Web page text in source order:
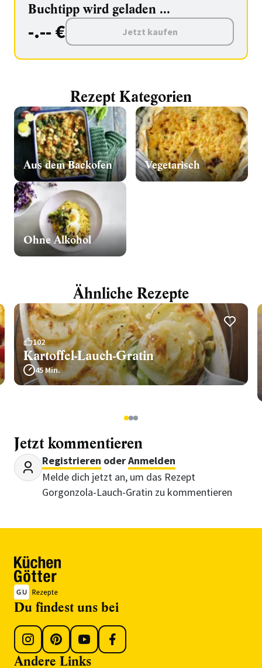
Buchtipp wird geladen ...
-.-- € Jetzt kaufen
Rezept Kategorien
Aus dem Backofen
Ohne Alkohol
Vegetarisch
Ähnliche Rezepte
102
Kartoffel-Lauch-Gratin
45 Min.
123
Jetzt kommentieren
Registrieren oderAnmelden
Melde dich jetzt an, um das Rezept
Gorgonzola-Lauch-Gratin zu kommentieren
Du findest uns bei
Andere Links